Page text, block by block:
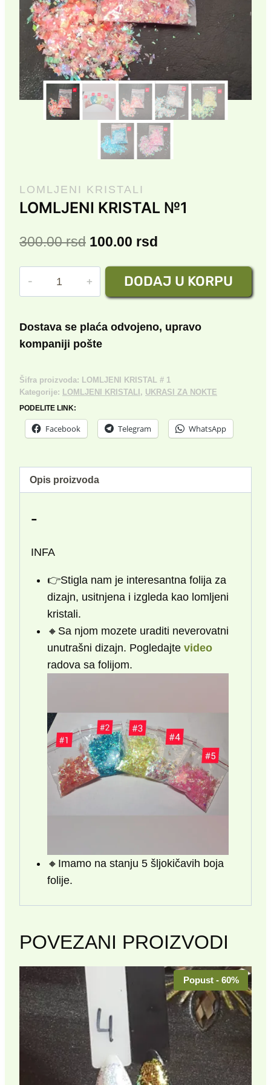
LOMLJENI KRISTALI
LOMLJENI KRISTAL №1
300.00rsd Originalna
cena
je
300.00 rsd.
100.00 rsd
cena
je:
LOMLJENI
količina
DODAJ U KORPU
Dostava se plaća odvojeno, upravo
kompaniji pošte
Šifra proizvoda: LOMLJENI KRISTAL # 1
Kategorije: LOMLJENI KRISTALI , UKRASI ZA NOKTE
PODELITE LINK:
Facebook Telegram WhatsApp
Opis proizvoda
-
INFA
👉Stigla nam je interesantna folija za
dizajn, usitnjena i izgleda kao lomljeni
kristali.
🔸️Sa njom mozete uraditi neverovatni
unutrašni dizajn. Pogledajte video
radova sa folijom.
🔸️Imamo na stanju 5 šljokičavih boja
folije.
POVEZANI PROIZVODI
Popust - 60%